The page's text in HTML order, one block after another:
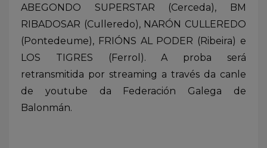
ABEGONDO SUPERSTAR (Cerceda), BM
RIBADOSAR (Culleredo), NARÓN CULLEREDO
(Pontedeume), FRIÓNS AL PODER (Ribeira) e
LOS TIGRES (Ferrol). A proba será
retransmitida por streaming a través da canle
de youtube da Federación Galega de
Balonmán.